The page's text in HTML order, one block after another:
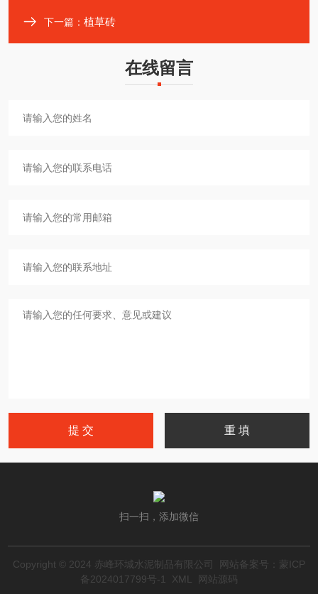
下一篇： 植草砖
在线留言
扫一扫，添加微信
Copyright © 2024 赤峰环城水泥制品有限公司 网站备案号：
蒙ICP
备2024017799号-1
XML 网站源码